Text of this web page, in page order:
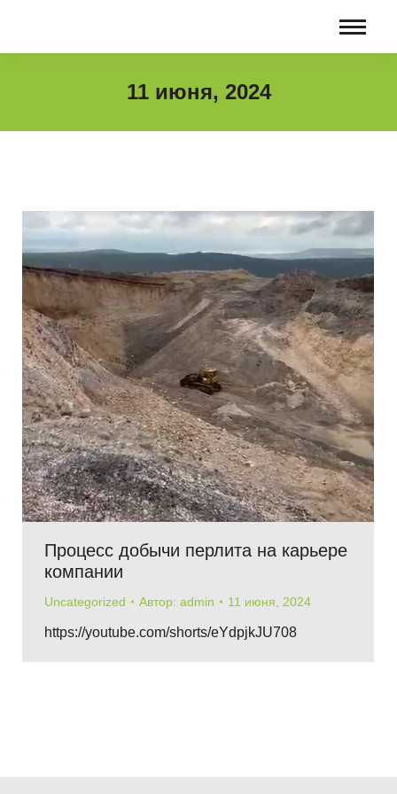
11 июня, 2024
Процесс добычи перлита на карьере
компании
Uncategorized Автор: admin 11 июня, 2024
https://youtube.com/shorts/eYdpjkJU708